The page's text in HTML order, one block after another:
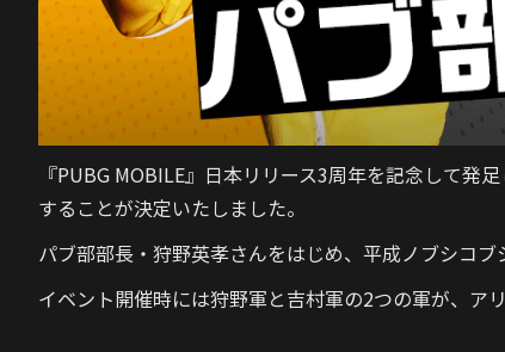
『PUBG MOBILE』日本リリース3周年を記念して発
することが決定いたしました。
パブ部部長・狩野英孝さんをはじめ、平成ノブシコ
イベント開催時には狩野軍と吉村軍の2つの軍が、ア